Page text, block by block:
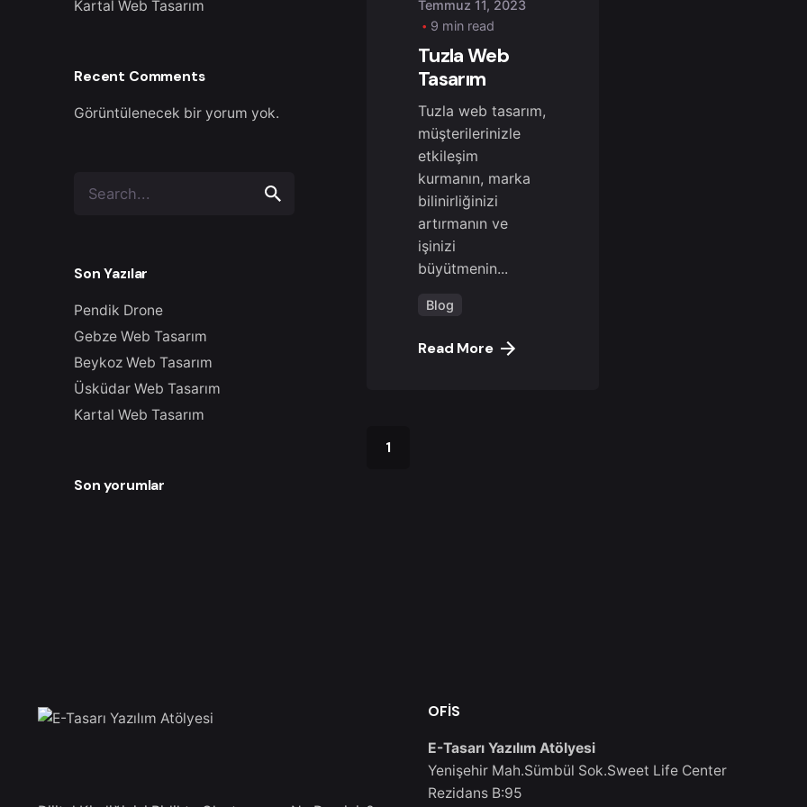
Kartal Web Tasarım
Recent Comments
Görüntülenecek bir yorum yok.
for
Son Yazılar
Pendik Drone
Gebze Web Tasarım
Beykoz Web Tasarım
Üsküdar Web Tasarım
Kartal Web Tasarım
Son yorumlar
Temmuz 11, 2023
9 min read
Tuzla Web
Tasarım
Tuzla web tasarım,
müşterilerinizle
etkileşim
kurmanın, marka
bilinirliğinizi
artırmanın ve
işinizi
büyütmenin...
Blog
Read More
1
OFİS
E-Tasarı Yazılım Atölyesi
Yenişehir Mah.Sümbül Sok.Sweet Life Center
Rezidans B:95